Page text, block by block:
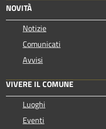
NOVITÀ
Notizie
Comunicati
Avvisi
VIVERE IL COMUNE
Luoghi
Eventi